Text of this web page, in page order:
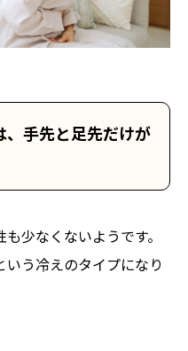
、手先と足先だけが
少なくないようです。
う冷えのタイプになり